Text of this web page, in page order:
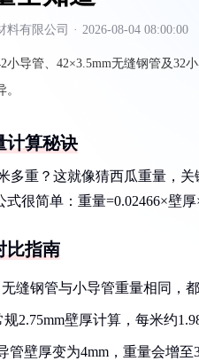
料有限公司 · 2026-08-04 08:00:00
小导管、42×3.5mm无缝钢管及32
计算秘诀
多重？这就像猜西瓜重量，
式很简单：重量=0.02466×壁
比指南
无缝钢管与小导管重量相同，
规2.75mm壁厚计算，每米约
管壁厚变为4mm，重量会增至